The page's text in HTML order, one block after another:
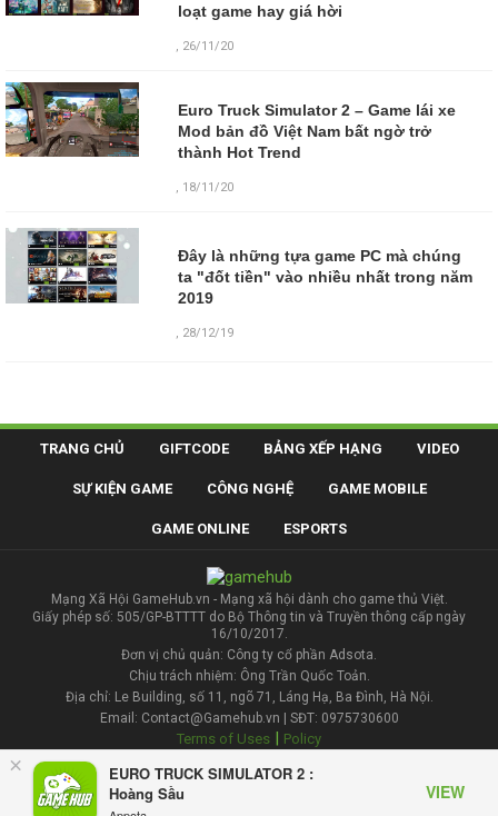
×
EURO TRUCK SIMULATOR 2 :
Hoàng Sầu
VIEW
loạt game hay giá hời
, 26/11/20
Euro Truck Simulator 2 – Game lái xe
Mod bản đồ Việt Nam bất ngờ trở
thành Hot Trend
, 18/11/20
Đây là những tựa game PC mà chúng
ta "đốt tiền" vào nhiều nhất trong năm
2019
, 28/12/19
TRANG CHỦ GIFTCODE BẢNG XẾP HẠNG VIDEO
SỰ KIỆN GAME CÔNG NGHỆ GAME MOBILE
GAME ONLINE ESPORTS
Mạng Xã Hội GameHub.vn - Mạng xã hội dành cho game thủ Việt.
Giấy phép số: 505/GP-BTTTT do Bộ Thông tin và Truyền thông cấp ngày
16/10/2017.
Đơn vị chủ quản: Công ty cổ phần Adsota.
Chịu trách nhiệm: Ông Trần Quốc Toản.
Địa chỉ: Le Building, số 11, ngõ 71, Láng Hạ, Ba Đình, Hà Nội.
Email: Contact@Gamehub.vn | SĐT: 0975730600
Terms of Uses | Policy
Liên hệ đăng bài